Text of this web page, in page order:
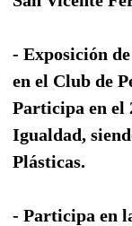
- Exposición
en el Club de
Participa en el
Igualdad,
Plásticas.
- Participa en